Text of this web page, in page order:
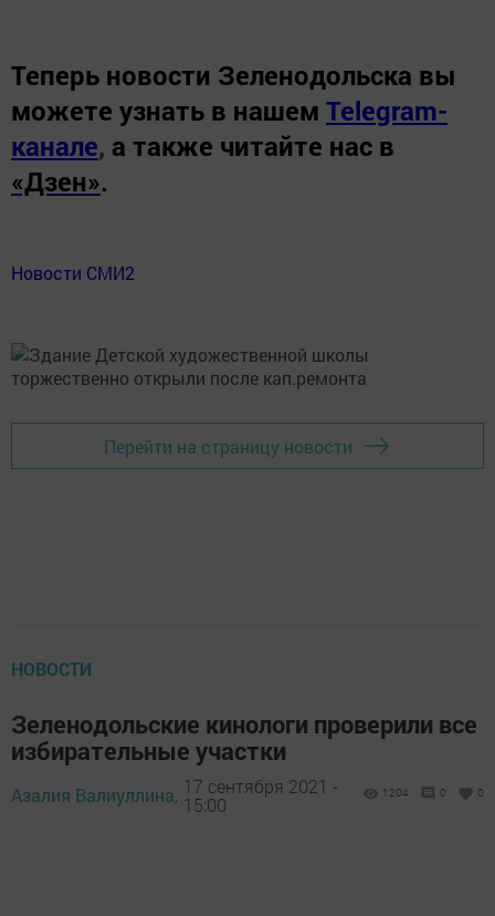
Теперь новости Зеленодольска вы
можете узнать в нашем Telegram-
канале, а также читайте нас в
«Дзен».
Новости СМИ2
Перейти на страницу новости
НОВОСТИ
Зеленодольские кинологи проверили все
избирательные участки
Азалия Валиуллина, 17 сентября 2021 -
15:00
1204 0 0